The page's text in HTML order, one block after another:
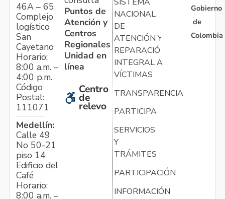
46A – 65
Complejo
logístico
San
Cayetano
Horario:
8:00 a.m. –
4:00 p.m.
Código
Postal:
111071
Medellín:
Calle 49
No 50-21
piso 14
Edificio del
Café
Horario:
8:00 a.m. –
Puntos de
Atención y
Centros
Regionales
Unidad en
línea
Centro
de
relevo
NACIONAL
DE
ATENCIÓN Y
REPARACIÓN
INTEGRAL A
VÍCTIMAS
TRANSPARENCIA
PARTICIPA
SERVICIOS
Y
TRÁMITES
PARTICIPACIÓN
INFORMACIÓN
Gobierno
de
Colombia